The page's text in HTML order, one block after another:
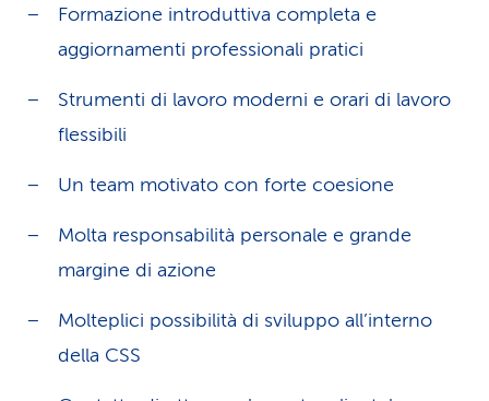
Formazione introduttiva completa e
aggiornamenti professionali pratici
Strumenti di lavoro moderni e orari di lavoro
flessibili
Un team motivato con forte coesione
Molta responsabilità personale e grande
margine di azione
Molteplici possibilità di sviluppo all’interno
della CSS